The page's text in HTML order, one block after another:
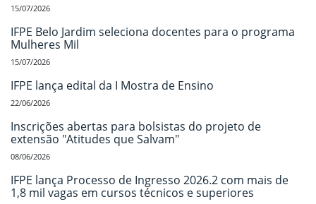
15/07/2026
IFPE Belo Jardim seleciona docentes para o programa
Mulheres Mil
15/07/2026
IFPE lança edital da I Mostra de Ensino
22/06/2026
Inscrições abertas para bolsistas do projeto de
extensão "Atitudes que Salvam"
08/06/2026
IFPE lança Processo de Ingresso 2026.2 com mais de
1,8 mil vagas em cursos técnicos e superiores